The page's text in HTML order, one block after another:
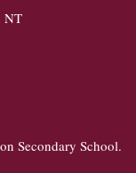
NT
Secondary School.